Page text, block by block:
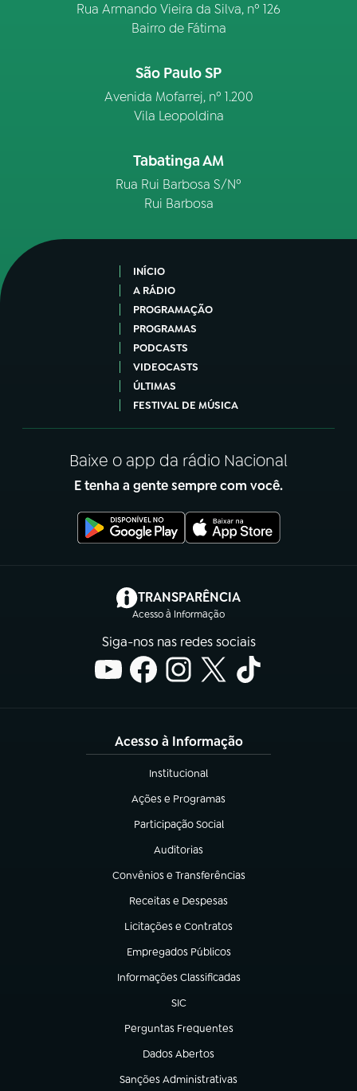
Rua Armando Vieira da Silva, nº 126
Bairro de Fátima
São Paulo SP
Avenida Mofarrej, nº 1.200
Vila Leopoldina
Tabatinga AM
Rua Rui Barbosa S/Nº
Rui Barbosa
INÍCIO
A RÁDIO
PROGRAMAÇÃO
PROGRAMAS
PODCASTS
VIDEOCASTS
ÚLTIMAS
FESTIVAL DE MÚSICA
Baixe o app da rádio Nacional
E tenha a gente sempre com você.
TRANSPARÊNCIA
Acesso à Informação
(abre em nova aba)
Siga-nos nas redes sociais
Acesso à Informação
Institucional
(abre em nova aba)
Ações e Programas
(abre em nova aba)
Participação Social
(abre em nova aba)
Auditorias
(abre em nova aba)
Convênios e Transferências
(abre em nova aba)
Receitas e Despesas
(abre em nova aba)
Licitações e Contratos
(abre em nova aba)
Empregados Públicos
(abre em nova aba)
Informações Classificadas
(abre em nova aba)
SIC
(abre em nova aba)
Perguntas Frequentes
(abre em nova aba)
Dados Abertos
(abre em nova aba)
Sanções Administrativas
(abre em nova aba)